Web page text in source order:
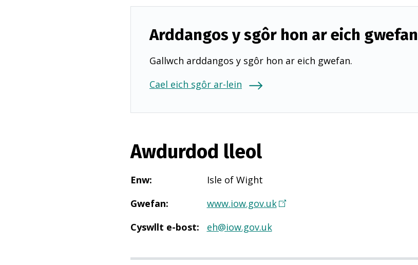
Arddangos y sgôr hon ar eich gwefan
Gallwch arddangos y sgôr hon ar eich gwefan.
Cael eich sgôr ar-lein
Awdurdod lleol
Enw:
Isle of Wight
Gwefan: www.iow.gov.uk(
g
Cyswllt e-bost: eh@iow.gov.uk